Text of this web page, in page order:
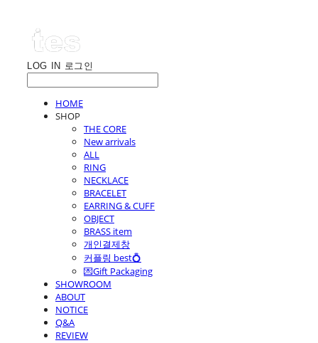
LOG IN 로그인
HOME
SHOP
THE CORE
New arrivals
ALL
RING
NECKLACE
BRACELET
EARRING & CUFF
OBJECT
BRASS item
개인결제창
커플링 best💍
💌Gift Packaging
SHOWROOM
ABOUT
NOTICE
Q&A
REVIEW